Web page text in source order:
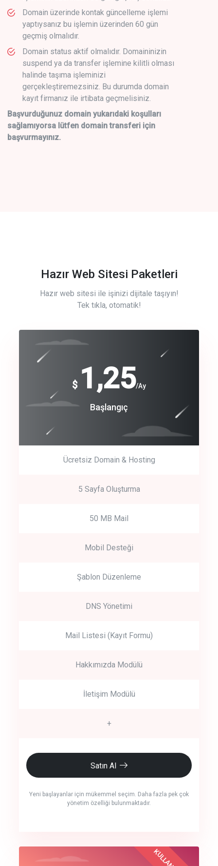
Domain üzerinde kontak güncelleme işlemi
yaptıysanız bu işlemin üzerinden 60 gün
geçmiş olmalıdır.
Domain status aktif olmalıdır. Domaininizin
suspend ya da transfer işlemine kilitli olması
halinde taşıma işleminizi
gerçekleştiremezsiniz. Bu durumda domain
kayıt firmanız ile irtibata geçmelisiniz.
Başvurduğunuz domain yukarıdaki koşulları
sağlamıyorsa lütfen domain transferi için
başvurmayınız.
Hazır Web Sitesi Paketleri
Hazır web sitesi ile işinizi dijitale taşıyın!
Tek tıkla, otomatik!
$ 1,25/Ay
Başlangıç
Ücretsiz Domain & Hosting
5 Sayfa Oluşturma
50 MB Mail
Mobil Desteği
Şablon Düzenleme
DNS Yönetimi
Mail Listesi (Kayıt Formu)
Hakkımızda Modülü
İletişim Modülü
+
Satın Al
Yeni başlayanlar için mükemmel seçim. Daha fazla pek çok
yönetim özelliği bulunmaktadır.
Free
Basic
crm auto cync